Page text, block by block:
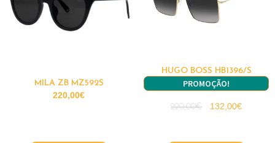
MILA ZB MZ592S
220,00€
HUGO BOSS HB1396/S
PROMOÇÃO!
220,00€ 132,00€